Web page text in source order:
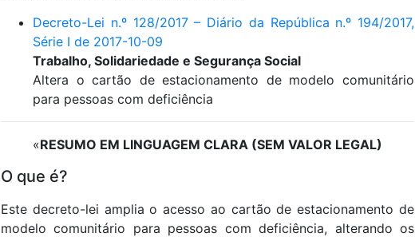
Decreto-Lei n.º 128/2017 – Diário da República n.º 194/2017,
Série I de 2017-10-09
Trabalho, Solidariedade e Segurança Social
Altera o cartão de estacionamento de modelo comunitário
para pessoas com deficiência
«RESUMO EM LINGUAGEM CLARA (SEM VALOR LEGAL)
O que é?
Este decreto-lei amplia o acesso ao cartão de estacionamento de
modelo comunitário para pessoas com deficiência, alterando os